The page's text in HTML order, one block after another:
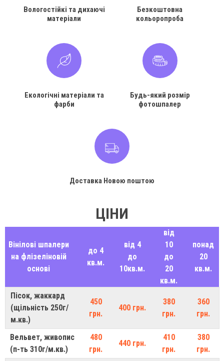
Вологостійкі та дихаючі
матеріали
Безкоштовна
кольоропроба
Екологічні матеріали та
фарби
Будь-який розмір
фотошпалер
Доставка Новою поштою
ЦІНИ
Вінілові шпалери
на флізеліновій
основі
до 4
кв.м.
від 4
до
10кв.м.
від
10
до
20
кв.м.
понад
20
кв.м.
Пісок, жаккард
(щільність 250г/
м.кв.)
450
грн.
400 грн.
380
грн.
360
грн.
Вельвет, живопис
(п-ть 310г/м.кв.)
480
грн.
440 грн.
410
грн.
380
грн.